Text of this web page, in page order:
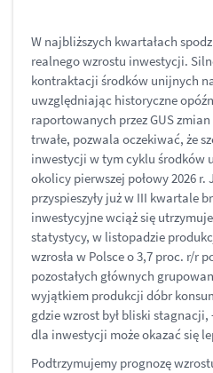
W najbliższych kwartałach
realnego wzrostu inwestycji.
kontraktacji środków unijnych na
uwzględniając historyczne
raportowanych przez GUS
trwałe, pozwala oczekiwać, że
inwestycji w tym cyklu środków
okolicy pierwszej połowy 2026
przyspieszyły już w III kwartale
inwestycyjne wciąż się
statystycy, w listopadzie
wzrosła w Polsce o 3,7 proc. r/r
pozostałych głównych
wyjątkiem produkcji dóbr
gdzie wzrost był bliski
dla inwestycji może okazać się
Podtrzymujemy prognozę